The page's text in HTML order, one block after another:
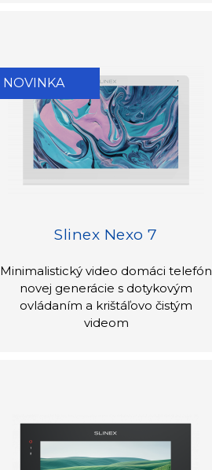
NOVINKA
Slinex Nexo 7
Minimalistický video domáci telefón
novej generácie s dotykovým
ovládaním a krištáľovo čistým
videom